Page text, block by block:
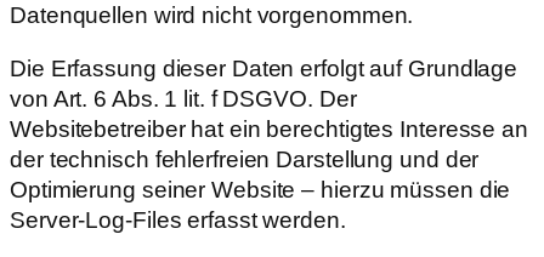
Datenquellen wird nicht vorgenommen.
Die Erfassung dieser Daten erfolgt auf Grundlage
von Art. 6 Abs. 1 lit. f DSGVO. Der
Websitebetreiber hat ein berechtigtes Interesse an
der technisch fehlerfreien Darstellung und der
Optimierung seiner Website – hierzu müssen die
Server-Log-Files erfasst werden.